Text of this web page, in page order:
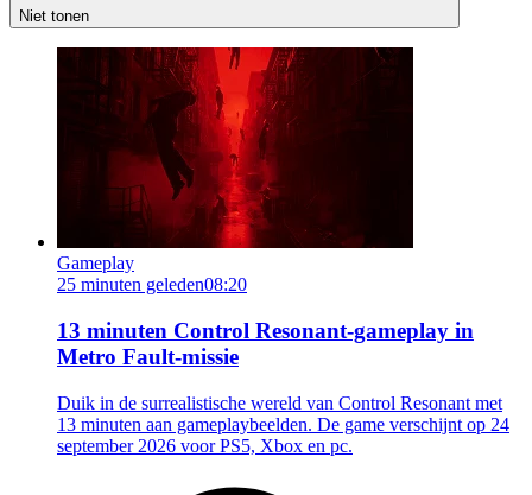
Niet tonen
Gameplay
25 minuten geleden08:20
13 minuten Control Resonant-gameplay in
Metro Fault-missie
Duik in de surrealistische wereld van Control Resonant met
13 minuten aan gameplaybeelden. De game verschijnt op 24
september 2026 voor PS5, Xbox en pc.